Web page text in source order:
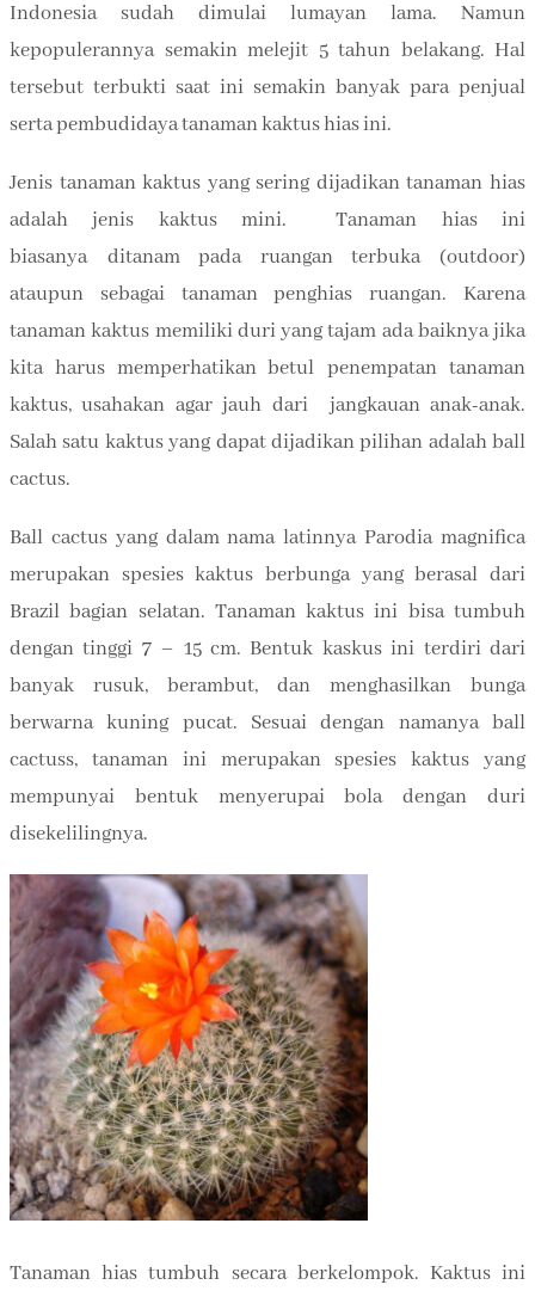
Indonesia sudah dimulai lumayan lama. Namun
kepopulerannya semakin melejit 5 tahun belakang. Hal
tersebut terbukti saat ini semakin banyak para penjual
serta pembudidaya tanaman kaktus hias ini.
Jenis tanaman kaktus yang sering dijadikan tanaman hias
adalah jenis kaktus mini. Tanaman hias ini
biasanya
ditanam pada ruangan terbuka (outdoor)
ataupun sebagai tanaman penghias ruangan. Karena
tanaman kaktus memiliki duri yang tajam ada baiknya jika
kita harus memperhatikan betul penempatan tanaman
kaktus, usahakan agar jauh dari jangkauan anak-anak.
Salah satu kaktus yang dapat dijadikan pilihan adalah ball
cactus.
Ball cactus yang dalam nama latinnya Parodia magnifica
merupakan spesies kaktus berbunga yang berasal dari
Brazil bagian selatan. Tanaman kaktus ini bisa tumbuh
dengan tinggi 7 – 15 cm. Bentuk kaskus ini terdiri dari
banyak rusuk, berambut, dan menghasilkan bunga
berwarna kuning pucat. Sesuai dengan namanya ball
cactuss, tanaman ini merupakan spesies kaktus yang
mempunyai bentuk menyerupai bola dengan duri
disekelilingnya.
Tanaman hias tumbuh secara berkelompok. Kaktus ini